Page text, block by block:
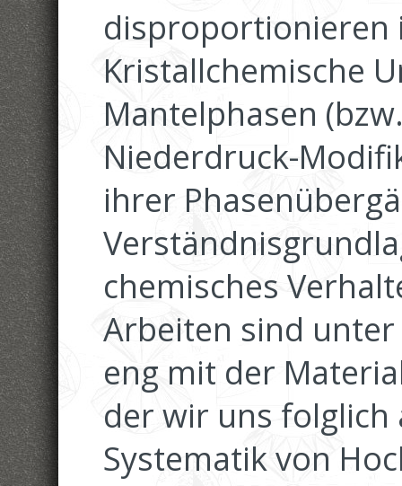
disproportionieren
Kristallchemische
Mantelphasen
Niederdruck-
ihrer
chemisches
Arbeiten sind
eng mit der
der wir uns folglich
Systematik von